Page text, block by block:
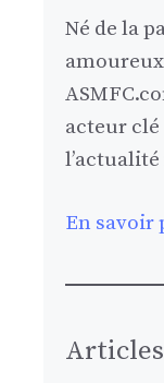
Né de la
acteur clé
En savoir